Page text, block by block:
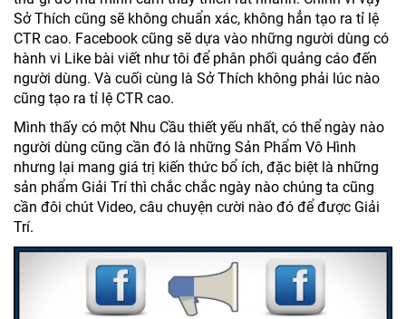
Sở Thích cũng sẽ không chuẩn xác, không hẳn tạo ra tỉ lệ
CTR cao. Facebook cũng sẽ dựa vào những người dùng có
hành vi Like bài viết như tôi để phân phối quảng cáo đến
người dùng. Và cuối cùng là Sở Thích không phải lúc nào
cũng tạo ra tỉ lệ CTR cao.
Mình thấy có một Nhu Cầu thiết yếu nhất, có thể ngày nào
người dùng cũng cần đó là những Sản Phẩm Vô Hình
nhưng lại mang giá trị kiến thức bổ ích, đặc biệt là những
sản phẩm Giải Trí thì chắc chắc ngày nào chúng ta cũng
cần đôi chút Video, câu chuyện cười nào đó để được Giải
Trí.